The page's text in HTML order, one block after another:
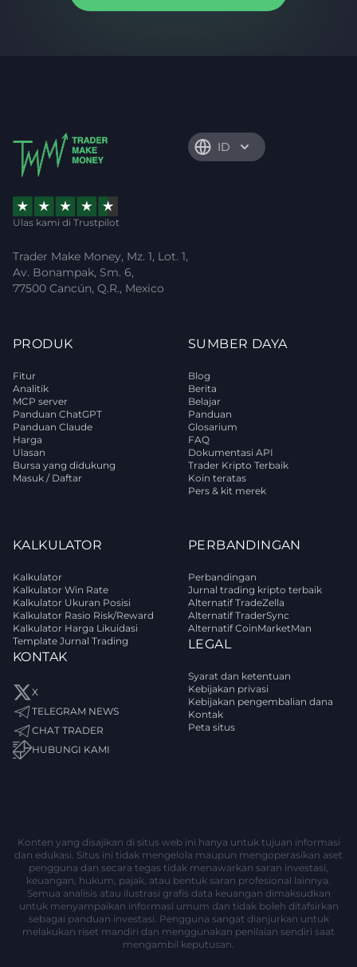
ID
Ulas kami di Trustpilot
Trader Make Money, Mz. 1, Lot. 1,
Av. Bonampak, Sm. 6,
77500 Cancún, Q.R., Mexico
PRODUK
Fitur
Analitik
MCP server
Panduan ChatGPT
Panduan Claude
Harga
Ulasan
Bursa yang didukung
Masuk / Daftar
SUMBER DAYA
Blog
Berita
Belajar
Panduan
Glosarium
FAQ
Dokumentasi API
Trader Kripto Terbaik
Koin teratas
Pers & kit merek
KALKULATOR
Kalkulator
Kalkulator Win Rate
Kalkulator Ukuran Posisi
Kalkulator Rasio Risk/Reward
Kalkulator Harga Likuidasi
Template Jurnal Trading
KONTAK
X
TELEGRAM NEWS
CHAT TRADER
HUBUNGI KAMI
PERBANDINGAN
Perbandingan
Jurnal trading kripto terbaik
Alternatif TradeZella
Alternatif TraderSync
Alternatif CoinMarketMan
LEGAL
Syarat dan ketentuan
Kebijakan privasi
Kebijakan pengembalian dana
Kontak
Peta situs
Konten yang disajikan di situs web ini hanya untuk tujuan informasi
dan edukasi. Situs ini tidak mengelola maupun mengoperasikan aset
pengguna dan secara tegas tidak menawarkan saran investasi,
keuangan, hukum, pajak, atau bentuk saran profesional lainnya.
Semua analisis atau ilustrasi grafis data keuangan dimaksudkan
untuk menyampaikan informasi umum dan tidak boleh ditafsirkan
sebagai panduan investasi. Pengguna sangat dianjurkan untuk
melakukan riset mandiri dan menggunakan penilaian sendiri saat
mengambil keputusan.